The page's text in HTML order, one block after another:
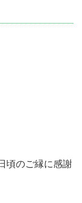
頃のご縁に感謝